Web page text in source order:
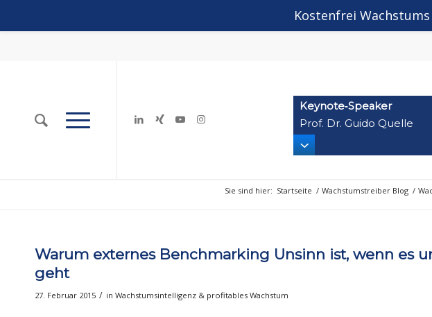
Keynote‑Speaker
Prof. Dr. Guido Quelle
Sie sind hier: Startseite / Wachstumstreiber Blog /
Warum externes Benchmarking Unsinn ist, wenn es
geht
27. Februar 2015 / in Wachstumsintelligenz & profitables Wachstum
Kostenfrei